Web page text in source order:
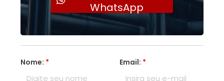
WhatsApp
Nome: * Email: *